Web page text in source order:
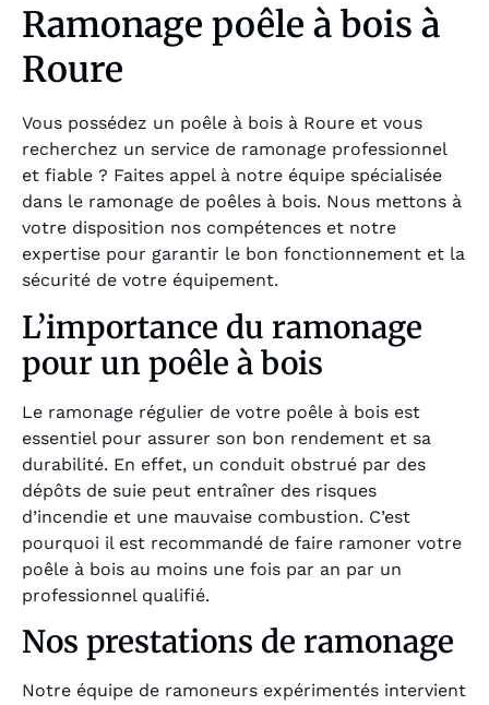
Ramonage poêle à bois à
Roure
Vous possédez un poêle à bois à Roure et vous
recherchez un service de ramonage professionnel
et fiable ? Faites appel à notre équipe spécialisée
dans le ramonage de poêles à bois. Nous mettons à
votre disposition nos compétences et notre
expertise pour garantir le bon fonctionnement et la
sécurité de votre équipement.
L’importance du ramonage
pour un poêle à bois
Le ramonage régulier de votre poêle à bois est
essentiel pour assurer son bon rendement et sa
durabilité. En effet, un conduit obstrué par des
dépôts de suie peut entraîner des risques
d’incendie et une mauvaise combustion. C’est
pourquoi il est recommandé de faire ramoner votre
poêle à bois au moins une fois par an par un
professionnel qualifié.
Nos prestations de ramonage
Notre équipe de ramoneurs expérimentés intervient